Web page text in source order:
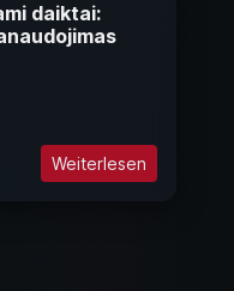
daiktai:
Weiterlesen